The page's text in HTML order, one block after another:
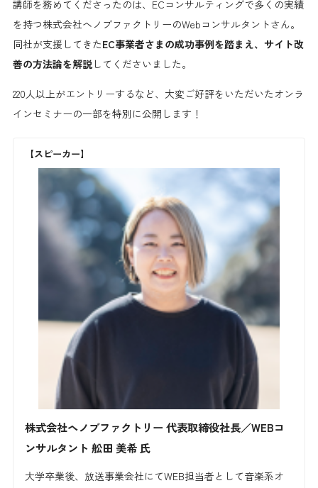
講師を務めてくださったのは、ECコンサルティングで多くの実績
を持つ株式会社ヘノブファクトリーのWebコンサルタントさん。
同社が支援してきたEC事業者さまの成功事例を踏まえ、 サイト改
善の方法論を解説してくださいました。
220人以上がエントリーするなど、大変ご好評をいただいたオンラ
インセミナーの一部を特別に公開します！
【スピーカー】
株式会社ヘノブファクトリー代表取締役社長／WEBコ
ンサルタント舩田 美希 氏
大学卒業後、放送事業会社にてWEB担当者として音楽系オ